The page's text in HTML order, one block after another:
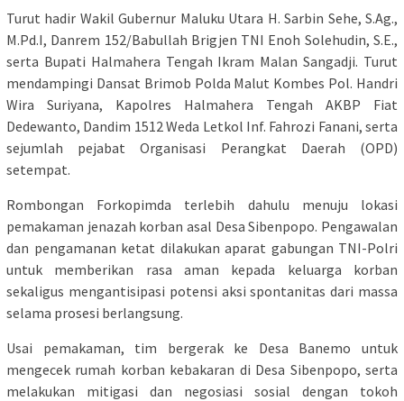
Turut hadir Wakil Gubernur Maluku Utara H. Sarbin Sehe, S.Ag.,
M.Pd.I, Danrem 152/Babullah Brigjen TNI Enoh Solehudin, S.E.,
serta Bupati Halmahera Tengah Ikram Malan Sangadji. Turut
mendampingi Dansat Brimob Polda Malut Kombes Pol. Handri
Wira Suriyana, Kapolres Halmahera Tengah AKBP Fiat
Dedewanto, Dandim 1512 Weda Letkol Inf. Fahrozi Fanani, serta
sejumlah pejabat Organisasi Perangkat Daerah (OPD)
setempat.
Rombongan Forkopimda terlebih dahulu menuju lokasi
pemakaman jenazah korban asal Desa Sibenpopo. Pengawalan
dan pengamanan ketat dilakukan aparat gabungan TNI-Polri
untuk memberikan rasa aman kepada keluarga korban
sekaligus mengantisipasi potensi aksi spontanitas dari massa
selama prosesi berlangsung.
Usai pemakaman, tim bergerak ke Desa Banemo untuk
mengecek rumah korban kebakaran di Desa Sibenpopo, serta
melakukan mitigasi dan negosiasi sosial dengan tokoh